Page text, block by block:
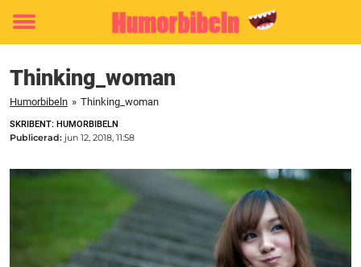
Toggle
Thinking_woman
Humorbibeln » Thinking_woman
SKRIBENT: HUMORBIBELN
Publicerad: jun 12, 2018, 11:58